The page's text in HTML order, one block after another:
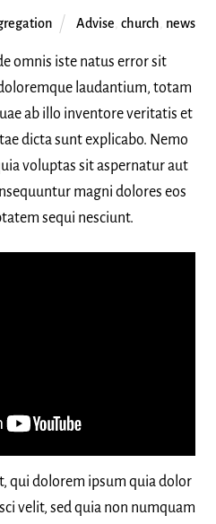
Advise ,church news
omnis iste natus error sit
laudantium, totam
ab illo inventore veritatis et
dicta sunt explicabo. Nemo
voluptas sit aspernatur aut
magni dolores eos
sequi nesciunt.
qui dolorem ipsum quia dolor
velit, sed quia non numquam